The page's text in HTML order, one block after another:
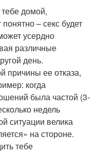
домой,
– секс будет
усердно
различные
день.
причины ее отказа,
когда
была частой (3-
недель
ситуации велика
на стороне.
тебе